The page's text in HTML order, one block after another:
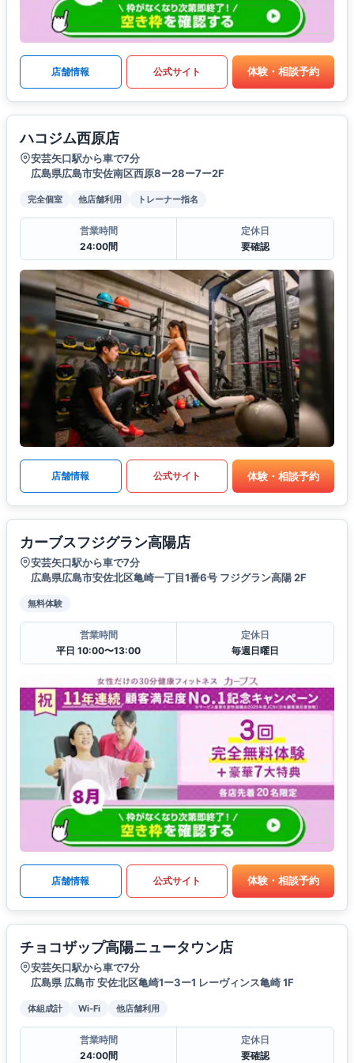
店舗情報 公式サイト 体験・相談予約
ハコジム西原店
安芸矢口駅から車で7分
広島県広島市安佐南区西原8ー28ー7ー2F
完全個室 他店舗利用 トレーナー指名
営業時間
24:00間
定休日
要確認
店舗情報 公式サイト 体験・相談予約
カーブスフジグラン高陽店
安芸矢口駅から車で7分
広島県広島市安佐北区亀崎一丁目1番6号 フジグラン高陽 2F
無料体験
営業時間
平日 10:00〜13:00
定休日
毎週日曜日
店舗情報 公式サイト 体験・相談予約
チョコザップ高陽ニュータウン店
安芸矢口駅から車で7分
広島県 広島市 安佐北区亀崎1ー3ー1 レーヴィンス亀崎 1F
体組成計 Wi-Fi 他店舗利用
営業時間
24:00間
定休日
要確認